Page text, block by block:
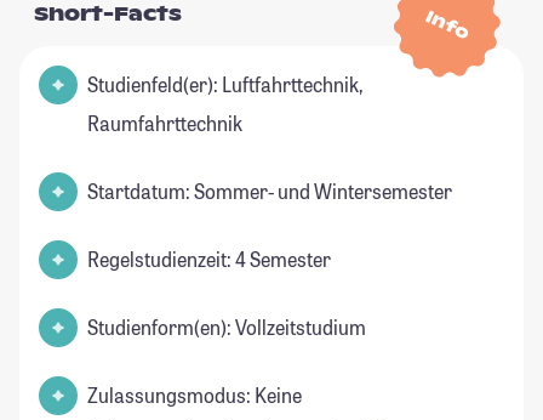
Info
Short-Facts
Studienfeld(er): Luftfahrttechnik,
Raumfahrttechnik
Startdatum: Sommer- und Wintersemester
Regelstudienzeit: 4 Semester
Studienform(en): Vollzeitstudium
Zulassungsmodus: Keine